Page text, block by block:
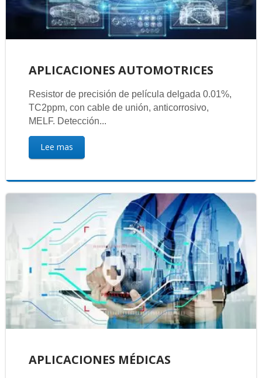
APLICACIONES AUTOMOTRICES
Resistor de precisión de película delgada 0.01%,
TC2ppm, con cable de unión, anticorrosivo,
MELF. Detección...
Lee mas
APLICACIONES MÉDICAS